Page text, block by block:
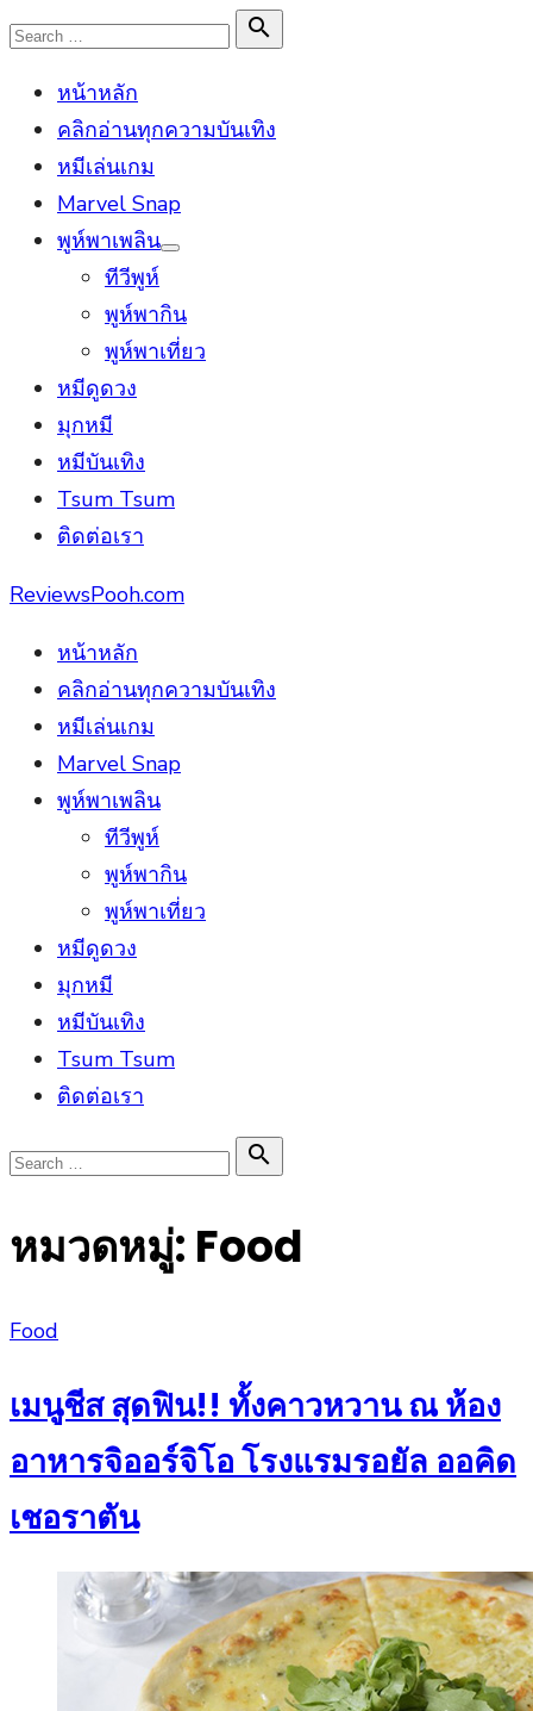
Skip
content
Search

Search
หน้าหลัก
คลิกอ่านทุกความบันเทิง
หมีเล่นเกม
Marvel Snap
พูห์พาเพลิน
Show
ทีวีพูห์
พูห์พากิน
พูห์พาเที่ยว
หมีดูดวง
มุกหมี
หมีบันเทิง
Tsum Tsum
ติดต่อเรา
ReviewsPooh.com
หน้าหลัก
คลิกอ่านทุกความบันเทิง
หมีเล่นเกม
Marvel Snap
พูห์พาเพลิน
ทีวีพูห์
พูห์พากิน
พูห์พาเที่ยว
หมีดูดวง
มุกหมี
หมีบันเทิง
Tsum Tsum
ติดต่อเรา
Search

Search
หมวดหมู่: Food
Posted
Food
เมนูชีส สุดฟิน!! ทั้งคาวหวาน ณ ห้อง
อาหารจิออร์จิโอ โรงแรมรอยัล ออคิด
เชอราตัน